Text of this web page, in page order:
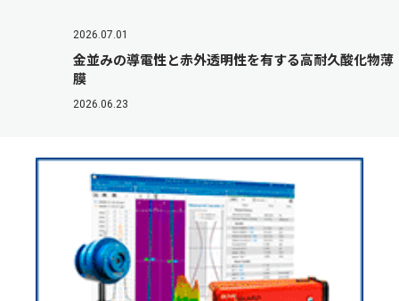
2026.07.01
金並みの導電性と赤外透明性を有する高耐久酸化物薄
膜
2026.06.23